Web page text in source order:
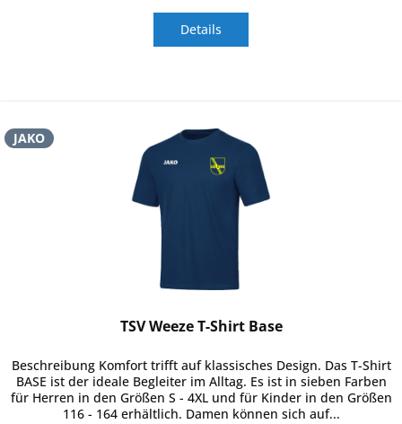
Details
JAKO
TSV Weeze T-Shirt Base
Beschreibung Komfort trifft auf klassisches Design. Das T-Shirt
BASE ist der ideale Begleiter im Alltag. Es ist in sieben Farben
für Herren in den Größen S - 4XL und für Kinder in den Größen
116 - 164 erhältlich. Damen können sich auf...